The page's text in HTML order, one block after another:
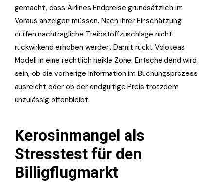
gemacht, dass Airlines Endpreise grundsätzlich im
Voraus anzeigen müssen. Nach ihrer Einschätzung
dürfen nachträgliche Treibstoffzuschläge nicht
rückwirkend erhoben werden. Damit rückt Voloteas
Modell in eine rechtlich heikle Zone: Entscheidend wird
sein, ob die vorherige Information im Buchungsprozess
ausreicht oder ob der endgültige Preis trotzdem
unzulässig offenbleibt.
Kerosinmangel als
Stresstest für den
Billigflugmarkt